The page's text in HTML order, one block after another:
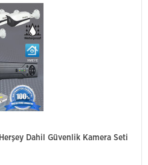
Dahil Güvenlik Kamera Seti